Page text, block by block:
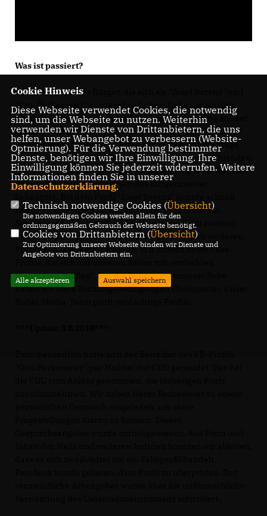
Was ist passiert?
Zwei vermeintliche Bürger, die sich als "Josef Berens" und
"Otto Berkemeier" ausgegeben haben, haben anlässlich
einer Veröffentlichung einer CDU-Pressemitteilung auf der
Facebook-Seite "Senne-CDU zufrieden mit dem
Prüfungsbericht der GPA" Fragen und Meinungsbeiträge
geschrieben, in der sie sich insbesondere mit der fehlenden
körperlichen Straßeninventur auseinandergesetzt haben.
Es wurden Amtsverletzungen des Bürgermeister
zweifelsfrei festgestellt werden, dass es sich um ein
Scheinprofil (Fakeprofil) handeln musste. Beim zweiten
Profil "Otto Berkemeier" konnte dieses erst nach weiteren
Prüfungen festgestellt werden. Wir dulden keine Fake-
Identitäten "trollen". Für die Benutzung unserer Seite
haben wir klare Nutzungsbedingungen (Netiquette). Unser
Cookie Hinweis
Diese Webseite verwendet Cookies, die notwendig
sind, um die Webseite zu nutzen. Weiterhin
verwenden wir Dienste von Drittanbietern, die uns
helfen, unser Webangebot zu verbessern (Website-
Optmierung). Für die Verwendung bestimmter
Dienste, benötigen wir Ihre Einwilligung. Ihre
Einwilligung können Sie jederzeit widerrufen. Weitere
Informationen finden Sie in unserer
Datenschutzerklärung.
Technisch notwendige Cookies (Übersicht)
Die notwendigen Cookies werden allein für den
ordnungsgemäßen Gebrauch der Webseite benötigt.
Cookies von Drittanbietern (Übersicht)
Zur Optimierung unserer Webseite binden wir Dienste und
Angebote von Drittanbietern ein.
Alle akzeptieren Auswahl speichern